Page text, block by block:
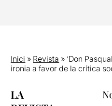
Inici » Revista » ‘Don
ironia a favor de la crítica
LA